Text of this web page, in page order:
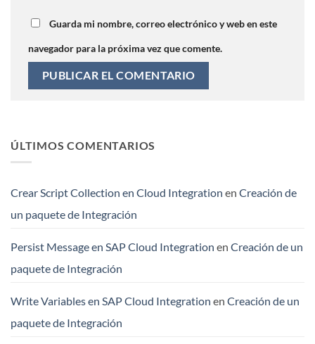
Guarda mi nombre, correo electrónico y web en este
navegador para la próxima vez que comente.
ÚLTIMOS COMENTARIOS
Crear Script Collection en Cloud Integration en Creación de
un paquete de Integración
Persist Message en SAP Cloud Integration en Creación de un
paquete de Integración
Write Variables en SAP Cloud Integration en Creación de un
paquete de Integración